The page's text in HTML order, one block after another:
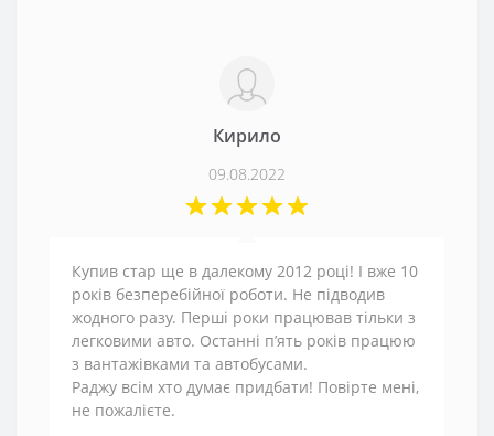
Кирило
09.08.2022
Купив стар ще в далекому 2012 році! І вже 10
років безперебійної роботи. Не підводив
жодного разу. Перші роки працював тільки з
легковими авто. Останні п’ять років працюю
з вантажівками та автобусами.
Раджу всім хто думає придбати! Повірте мені,
не пожалієте.